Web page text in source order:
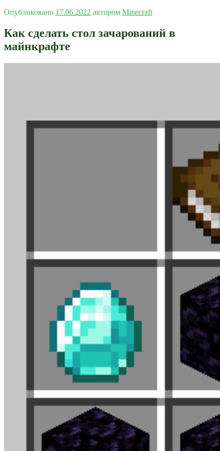
Опубликовано 17.06.2022 автором Minecraft
Как сделать стол зачарований в
майнкрафте